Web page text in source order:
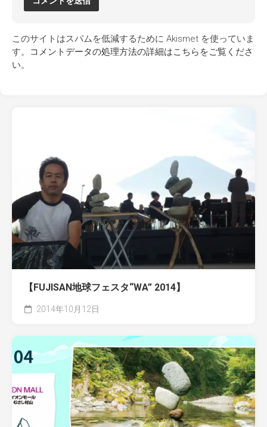
このサイトはスパムを低減するために Akismet を使っていま
す。
コメントデータの処理方法の詳細はこちらをご覧くださ
い。
【FUJISAN地球フェスタ“WA” 2014】
2014年10月12日